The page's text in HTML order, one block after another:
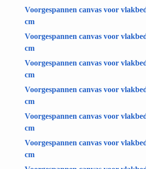
Voorgespannen canvas voor
cm
Voorgespannen canvas voor
cm
Voorgespannen canvas voor
cm
Voorgespannen canvas voor
cm
Voorgespannen canvas voor
cm
Voorgespannen canvas voor
cm